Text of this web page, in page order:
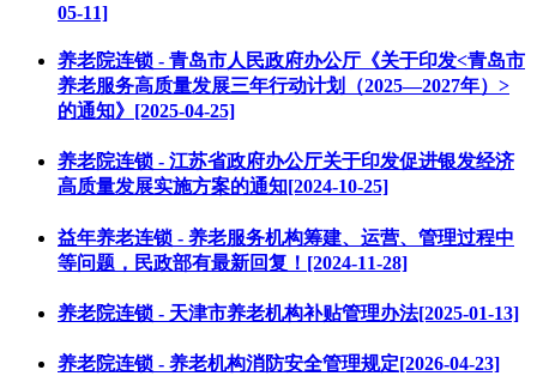
05-11]
养老院连锁 - 青岛市人民政府办公厅《关于印发<青岛市
养老服务高质量发展三年行动计划（2025—2027年）>
的通知》[2025-04-25]
养老院连锁 - 江苏省政府办公厅关于印发促进银发经济
高质量发展实施方案的通知[2024-10-25]
益年养老连锁 - 养老服务机构筹建、运营、管理过程中
等问题，民政部有最新回复！[2024-11-28]
养老院连锁 - 天津市养老机构补贴管理办法[2025-01-13]
养老院连锁 - 养老机构消防安全管理规定[2026-04-23]